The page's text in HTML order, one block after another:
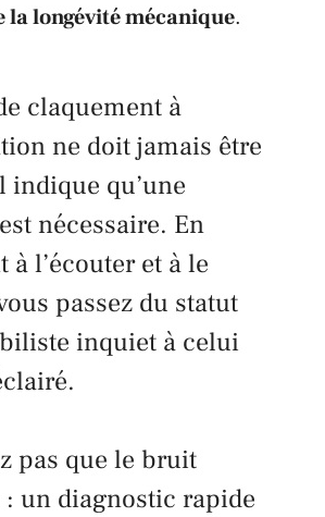
longévité mécanique.
claquement à
ne doit jamais être
indique qu’une
nécessaire. En
à l’écouter et à le
passez du statut
inquiet à celui
pas que le bruit
: un diagnostic rapide